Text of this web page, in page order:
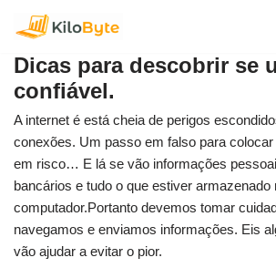
para
o
conteúdo
Dicas para descobrir se
confiável.
A internet é está cheia de perigos
conexões. Um passo em falso para
em risco… E lá se vão informações
bancários e tudo o que estiver armazenado
computador.Portanto devemos tomar
navegamos e enviamos informações. Eis
vão ajudar a evitar o pior.